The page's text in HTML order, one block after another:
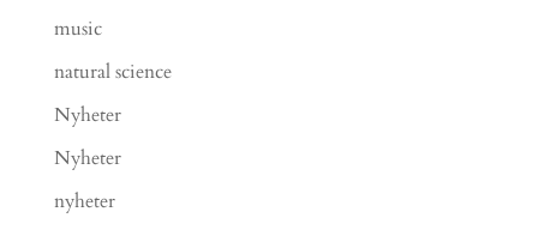
music
natural science
Nyheter
Nyheter
nyheter